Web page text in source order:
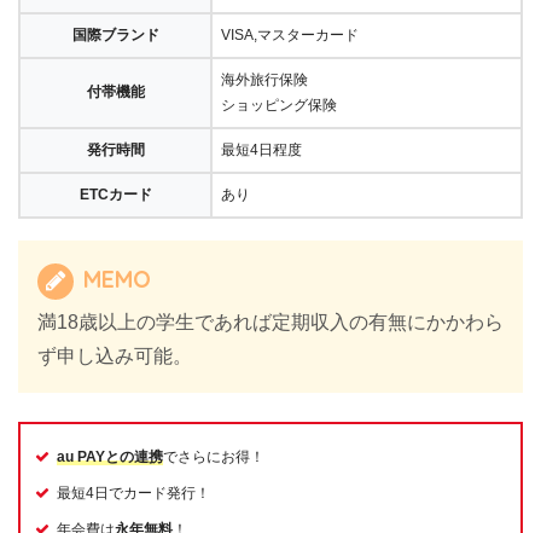
国際ブランド VISA,マスターカード
付帯機能
海外旅行保険
ショッピング保険
発行時間 最短4日程度
ETCカード あり
MEMO
満18歳以上の学生であれば定期収入の有無にかかわら
ず申し込み可能。
au PAYとの連携でさらにお得！
最短4日でカード発行！
年会費は永年無料 ！